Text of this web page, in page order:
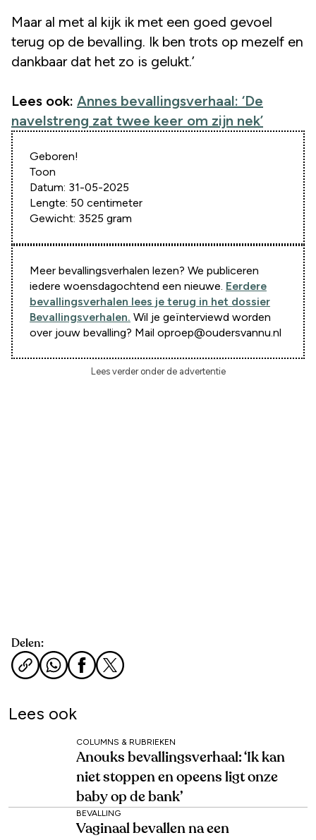
Maar al met al kijk ik met een goed gevoel
terug op de bevalling. Ik ben trots op mezelf en
dankbaar dat het zo is gelukt.’
Lees ook: Annes bevallingsverhaal: ‘De
navelstreng zat twee keer om zijn nek’
Geboren!
Toon
Datum: 31-05-2025
Lengte: 50 centimeter
Gewicht: 3525 gram
Meer bevallingsverhalen lezen? We publiceren
iedere woensdagochtend een nieuwe. Eerdere
bevallingsverhalen lees je terug in het dossier
Bevallingsverhalen. Wil je geïnterviewd worden
over jouw bevalling? Mail oproep@oudersvannu.nl
Lees verder onder de advertentie
Delen:
Lees ook
COLUMNS & RUBRIEKEN
Anouks bevallingsverhaal: ‘Ik kan
niet stoppen en opeens ligt onze
baby op de bank’
BEVALLING
Vaginaal bevallen na een